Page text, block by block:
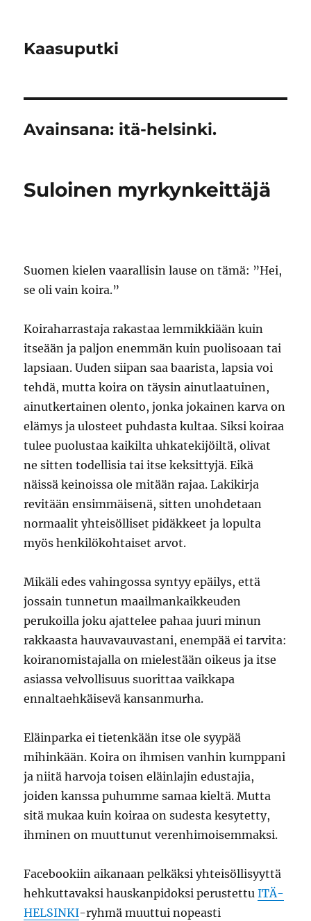
Kaasuputki
Avainsana: itä-helsinki.
Suloinen myrkynkeittäjä
Suomen kielen vaarallisin lause on tämä: ”Hei,
se oli vain koira.”
Koiraharrastaja rakastaa lemmikkiään kuin
itseään ja paljon enemmän kuin puolisoaan tai
lapsiaan. Uuden siipan saa baarista, lapsia voi
tehdä, mutta koira on täysin ainutlaatuinen,
ainutkertainen olento, jonka jokainen karva on
elämys ja ulosteet puhdasta kultaa. Siksi koiraa
tulee puolustaa kaikilta uhkatekijöiltä, olivat
ne sitten todellisia tai itse keksittyjä. Eikä
näissä keinoissa ole mitään rajaa. Lakikirja
revitään ensimmäisenä, sitten unohdetaan
normaalit yhteisölliset pidäkkeet ja lopulta
myös henkilökohtaiset arvot.
Mikäli edes vahingossa syntyy epäilys, että
jossain tunnetun maailmankaikkeuden
perukoilla joku ajattelee pahaa juuri minun
rakkaasta hauvavauvastani, enempää ei tarvita:
koiranomistajalla on mielestään oikeus ja itse
asiassa velvollisuus suorittaa vaikkapa
ennaltaehkäisevä kansanmurha.
Eläinparka ei tietenkään itse ole syypää
mihinkään. Koira on ihmisen vanhin kumppani
ja niitä harvoja toisen eläinlajin edustajia,
joiden kanssa puhumme samaa kieltä. Mutta
sitä mukaa kuin koiraa on sudesta kesytetty,
ihminen on muuttunut verenhimoisemmaksi.
Facebookiin aikanaan pelkäksi yhteisöllisyyttä
hehkuttavaksi hauskanpidoksi perustettuITÄ-
HELSINKI-ryhmä muuttui nopeasti